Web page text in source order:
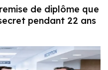
de diplôme que
pendant 22 ans